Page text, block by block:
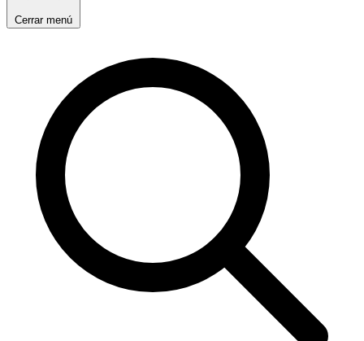
Cerrar menú